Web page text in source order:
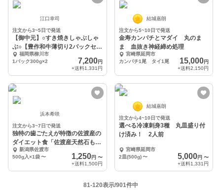
江口幸司
注文から3~5日で発送
【御中元】○すき焼きしゃぶしゃ
ぶ○【豊作和牛薄切り2パックセッ
ト】(冷凍)
福岡県柳川市
1パック300g×2
7,200円
+送料1,331円
結城嘉朗
注文から5~10日で発送
金寿カンパチとマダイ 丸のま
ま 血抜き神経締め処理
宮崎県延岡市
カンパチ1尾 タイ1尾
15,000円
+送料2,150円
浜本希咲
注文から3~7日で発送
独特の歯ごたえが特徴の佐渡産の
ダイエット食「佐渡産天然石もず
く」500g入
新潟県佐渡市
500g入×1袋〜 1,250円 〜
+送料1,500円
結城嘉朗
注文から4~10日で発送
選べる冷凍刺身3種 丸皿盛り付
け済み！ 2人前
宮崎県延岡市
2皿(500g) 〜 5,000円 〜
+送料1,331円
81-120表示/901件中